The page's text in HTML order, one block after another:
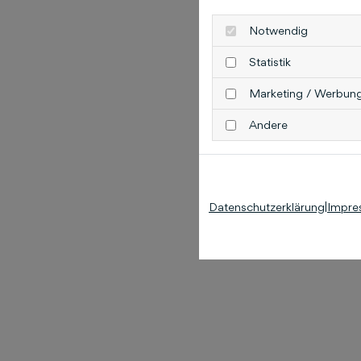
Notwendig
Statistik
Marketing /
Andere
Datenschutzerklärung